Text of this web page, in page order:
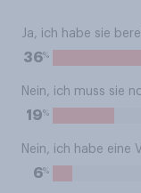
Ja, ich habe sie
36%
Nein, ich muss sie
19%
Nein, ich habe eine
6%